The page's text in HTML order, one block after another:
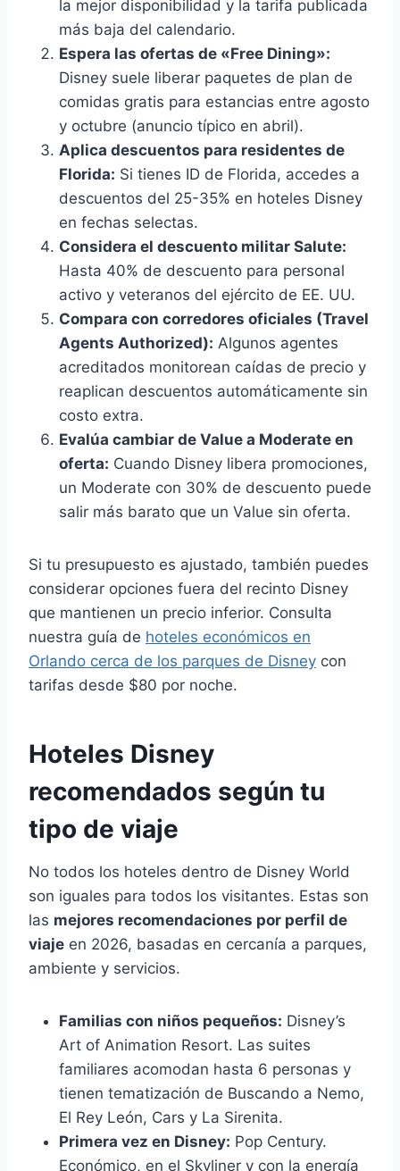
la mejor disponibilidad y la tarifa publicada
más baja del calendario.
Espera las ofertas de «Free Dining»:
Disney suele liberar paquetes de plan de
comidas gratis para estancias entre agosto
y octubre (anuncio típico en abril).
Aplica descuentos para residentes de
Florida: Si tienes ID de Florida, accedes a
descuentos del 25-35% en hoteles Disney
en fechas selectas.
Considera el descuento militar Salute:
Hasta 40% de descuento para personal
activo y veteranos del ejército de EE. UU.
Compara con corredores oficiales (Travel
Agents Authorized): Algunos agentes
acreditados monitorean caídas de precio y
reaplican descuentos automáticamente sin
costo extra.
Evalúa cambiar de Value a Moderate en
oferta: Cuando Disney libera promociones,
un Moderate con 30% de descuento puede
salir más barato que un Value sin oferta.
Si tu presupuesto es ajustado, también puedes
considerar opciones fuera del recinto Disney
que mantienen un precio inferior. Consulta
nuestra guía de hoteles económicos en
Orlando cerca de los parques de Disney con
tarifas desde $80 por noche.
Hoteles Disney
recomendados según tu
tipo de viaje
No todos los hoteles dentro de Disney World
son iguales para todos los visitantes. Estas son
las mejores recomendaciones por perfil de
viaje en 2026, basadas en cercanía a parques,
ambiente y servicios.
Familias con niños pequeños: Disney’s
Art of Animation Resort. Las suites
familiares acomodan hasta 6 personas y
tienen tematización de Buscando a Nemo,
El Rey León, Cars y La Sirenita.
Primera vez en Disney: Pop Century.
Económico, en el Skyliner y con la energía